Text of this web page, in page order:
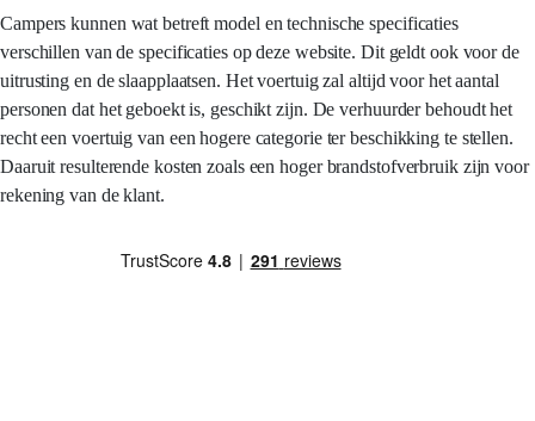
Campers kunnen wat betreft model en technische specificaties
verschillen van de specificaties op deze website. Dit geldt ook voor de
uitrusting en de slaapplaatsen. Het voertuig zal altijd voor het aantal
personen dat het geboekt is, geschikt zijn. De verhuurder behoudt het
recht een voertuig van een hogere categorie ter beschikking te stellen.
Daaruit resulterende kosten zoals een hoger brandstofverbruik zijn voor
rekening van de klant.